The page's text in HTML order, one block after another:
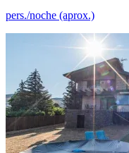
pers./noche (aprox.)